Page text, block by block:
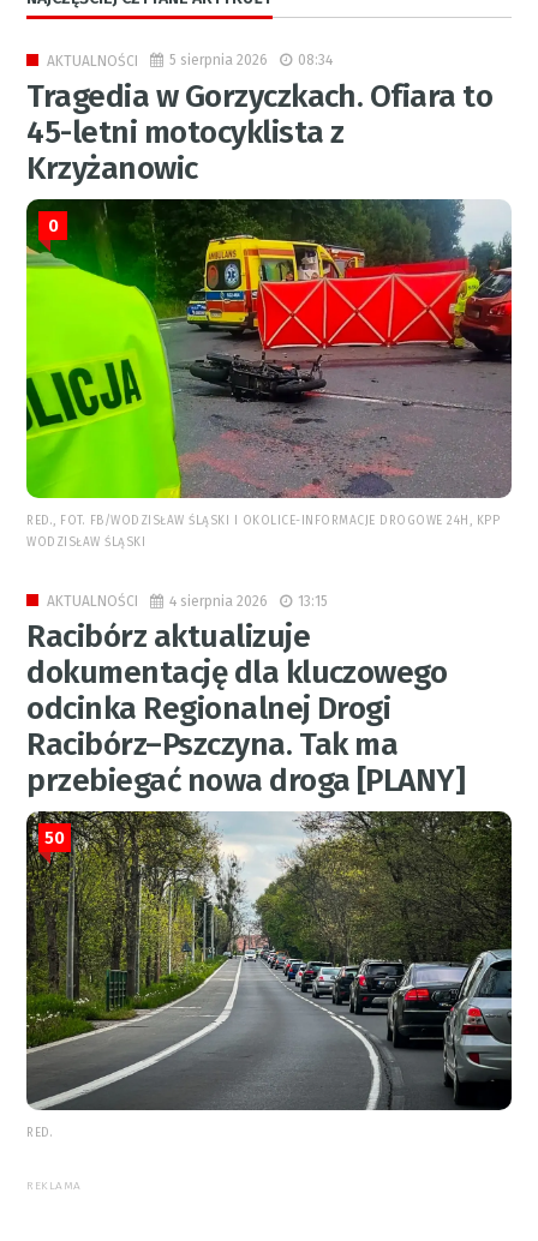
AKTUALNOŚCI 5 sierpnia 2026 08:34
Tragedia w Gorzyczkach. Ofiara to
45-letni motocyklista z
Krzyżanowic
0
RED., FOT. FB/WODZISŁAW ŚLĄSKI I OKOLICE-INFORMACJE DROGOWE 24H, KPP
WODZISŁAW ŚLĄSKI
AKTUALNOŚCI 4 sierpnia 2026 13:15
Racibórz aktualizuje
dokumentację dla kluczowego
odcinka Regionalnej Drogi
Racibórz–Pszczyna. Tak ma
przebiegać nowa droga [PLANY]
50
RED.
REKLAMA